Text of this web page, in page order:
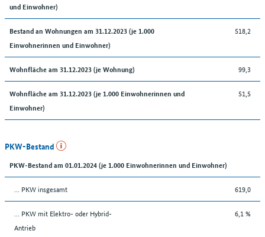
und Einwohner)
Bestand an Wohnungen am 31.12.2023 (je 1.000
Einwohnerinnen und Einwohner)
518,2
Wohnfläche am 31.12.2023 (je Wohnung) 99,3
Wohnfläche am 31.12.2023 (je 1.000 Einwohnerinnen und
Einwohner)
51,5
PKW-Bestand
PKW-Bestand am 01.01.2024 (je 1.000 Einwohnerinnen und Einwohner)
… PKW insgesamt 619,0
… PKW mit Elektro- oder Hybrid-
Antrieb
6,1 %